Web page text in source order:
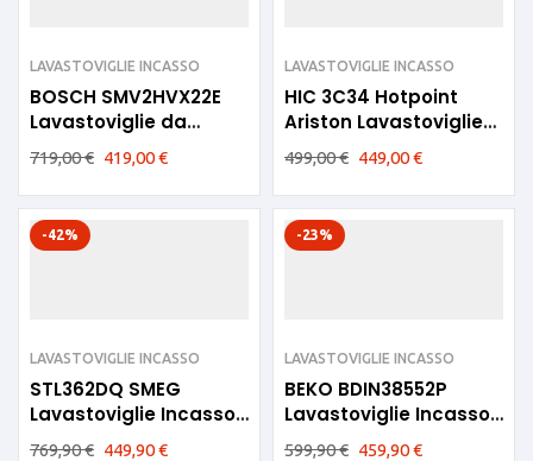
LAVASTOVIGLIE INCASSO
BOSCH SMV2HVX22E
Lavastoviglie da
Incasso 13 Coperti D
719,00€ 419,00€
LAVASTOVIGLIE INCASSO
HIC 3C34 Hotpoint
Ariston Lavastoviglie
incasso 14 coperti D
499,00€ 449,00€
-42%
LAVASTOVIGLIE INCASSO
STL362DQ SMEG
Lavastoviglie Incasso
3 cesti D
769,90€ 449,90€
-23%
LAVASTOVIGLIE INCASSO
BEKO BDIN38552P
Lavastoviglie Incasso
60CM B
599,90€ 459,90€